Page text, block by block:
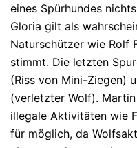
eines Spürhundes
Gloria gilt als
Naturschützer wie Rolf
stimmt. Die letzten
(Riss von Mini-Ziegen)
(verletzter Wolf).
illegale Aktivitäten wie
für möglich, da